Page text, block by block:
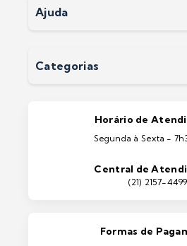
Termos e Condições
Ajuda
Entrega
Categorias
Portas e Janelas
Máquinas e Equipamentos
Lixeiras e Contentores
Horário de
Segunda à Sexta -
Central de
(21) 2157-4499
Formas de